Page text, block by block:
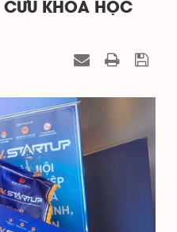
CỨU KHOA HỌC